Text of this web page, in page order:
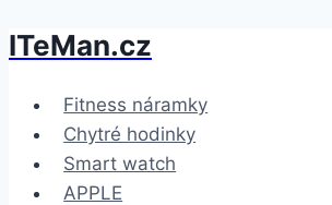
Přeskočit
obsah
ITeMan.cz
Fitness náramky
Chytré hodinky
Smart watch
APPLE